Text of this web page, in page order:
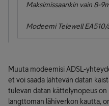
Maksimissaankin vain 8-
Modeemi Telewell EA510/
Muuta modeemisi ADSL-
et voi saada lähtevän datan
tulevan datan kättelynopeus
langttoman lähiverkon kautta,